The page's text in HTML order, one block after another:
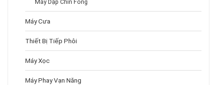
Máy Dập Chin Fong
Máy Cưa
Thiết Bị Tiếp Phôi
Máy Xọc
Máy Phay Vạn Năng